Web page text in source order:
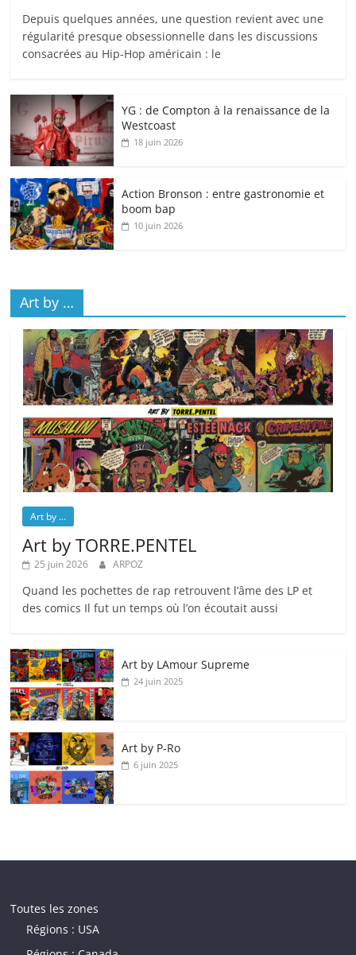
Depuis quelques années, une question revient avec une
régularité presque obsessionnelle dans les discussions
consacrées au Hip-Hop américain : le
YG : de Compton à la renaissance de la
Westcoast
18 juin 2026
Action Bronson : entre gastronomie et
boom bap
10 juin 2026
Art by …
Art by ...
Art by TORRE.PENTEL
25 juin 2026 ARPOZ
Quand les pochettes de rap retrouvent l’âme des LP et
des comics Il fut un temps où l’on écoutait aussi
Art by LAmour Supreme
24 juin 2025
Art by P‑Ro
6 juin 2025
Toutes les zones
Régions : USA